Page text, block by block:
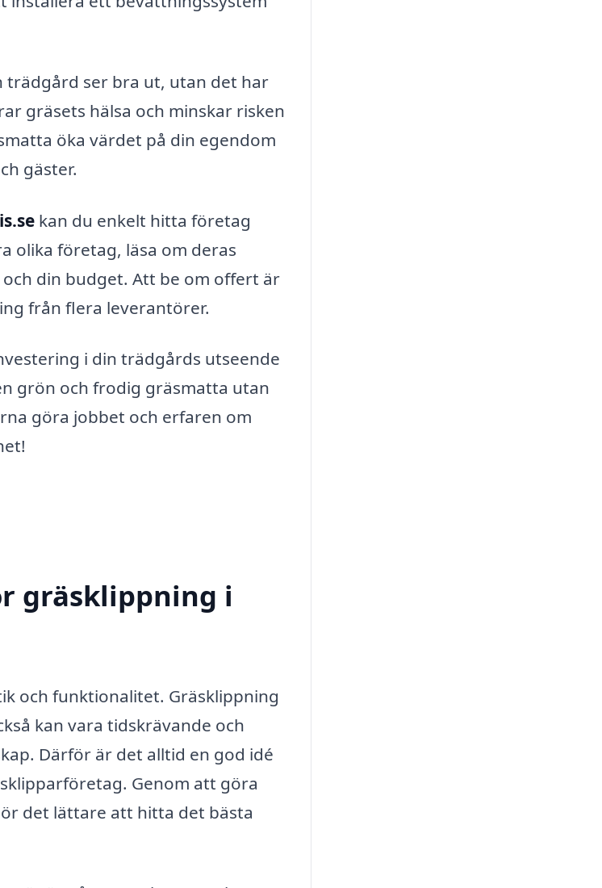
trädgård ser bra ut, utan det har
gräsets hälsa och minskar risken
öka värdet på din egendom
gäster.
kan du enkelt hitta företag
olika företag, läsa om deras
din budget. Att be om offert är
från flera leverantörer.
i din trädgårds utseende
grön och frodig gräsmatta utan
göra jobbet och erfaren om
gräsklippning i
och funktionalitet. Gräsklippning
kan vara tidskrävande och
Därför är det alltid en god idé
Genom att göra
det lättare att hitta det bästa